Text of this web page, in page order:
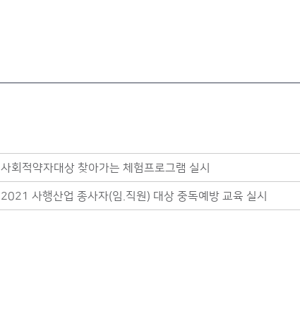
사회적약자대상 찾아가는 체험프로그램 실시
2021 사행산업 종사자(임.직원) 대상 중독예방 교육 실시